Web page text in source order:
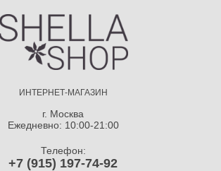
ИНТЕРНЕТ-МАГАЗИН
г. Москва
Ежедневно: 10:00-21:00
Телефон:
+7 (915) 197-74-92